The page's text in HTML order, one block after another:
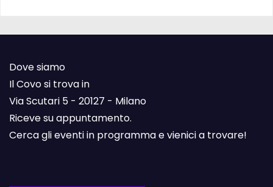
Dove siamo
Il Covo si trova in
Via Scutari 5 - 20127 - Milano
Riceve su appuntamento.
Cerca gli eventi in programma e vienici a trovare!